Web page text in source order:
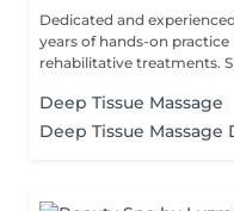
Dedicated and
years of hands-on
rehabilitative treatments.
Deep Tissue Massage
Deep Tissue Massage